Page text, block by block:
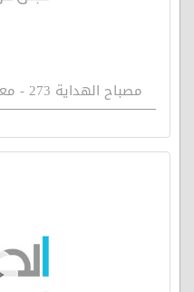
مصباح الهداية 273 - معنى التواصي بالحق